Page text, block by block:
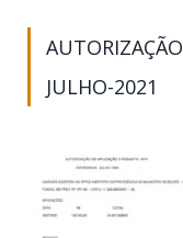
JULHO-2021